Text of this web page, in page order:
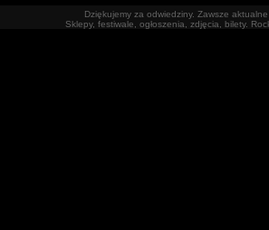
Dziękujemy za odwiedziny. Zawsze
Sklepy, festiwale, ogłoszenia, zdjęcia, bilety.